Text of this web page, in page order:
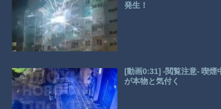
発生！
[動画0:31] -閲覧注意- 喫煙
が本物と気付く